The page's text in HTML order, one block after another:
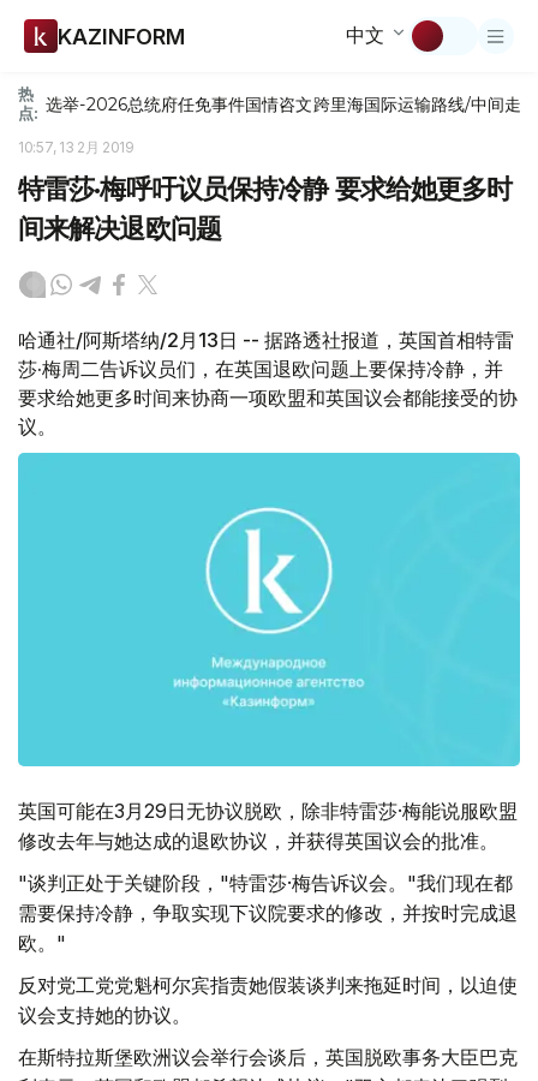
KAZINFORM 中文
热
点: 选举-2026总统府任免事件国情咨文跨里海国际运输路线/中间走廊
10:57, 13 2月 2019
特雷莎·梅呼吁议员保持冷静 要求给她更多时
间来解决退欧问题
哈通社/阿斯塔纳/2月13日 -- 据路透社报道，英国首相特雷
莎·梅周二告诉议员们，在英国退欧问题上要保持冷静，并
要求给她更多时间来协商一项欧盟和英国议会都能接受的协
议。
英国可能在3月29日无协议脱欧，除非特雷莎·梅能说服欧盟
修改去年与她达成的退欧协议，并获得英国议会的批准。
"谈判正处于关键阶段，"特雷莎·梅告诉议会。"我们现在都
需要保持冷静，争取实现下议院要求的修改，并按时完成退
欧。"
反对党工党党魁柯尔宾指责她假装谈判来拖延时间，以迫使
议会支持她的协议。
在斯特拉斯堡欧洲议会举行会谈后，英国脱欧事务大臣巴克